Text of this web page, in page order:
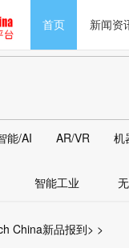
首页 新闻资
新能源
马达
大数据/云
PC/周
马达电
大数据
能/AI AR/VR 机
智能工业
China >
新品报到 >